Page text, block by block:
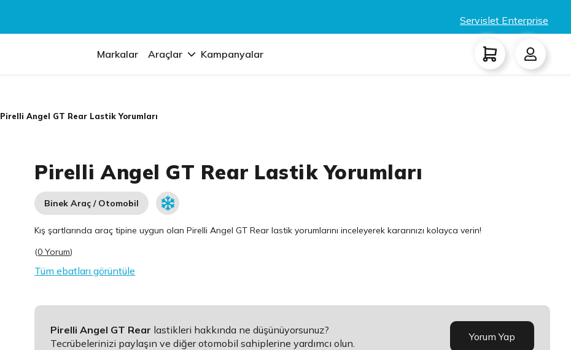
Servislet Enterprise
Markalar Araçlar Kampanyalar
Pirelli Angel GT Rear Lastik Yorumları
Pirelli Angel GT Rear Lastik Yorumları
Binek Araç / Otomobil
Kış şartlarında araç tipine uygun olanPirelli Angel GT Rear lastik yorumlarını inceleyerek kararınızı kolayca verin!
(0 Yorum)
Tüm ebatları görüntüle
Pirelli Angel GT Rear lastikleri hakkında ne düşünüyorsunuz?
Tecrübelerinizi paylaşın ve diğer otomobil sahiplerine yardımcı olun.
Yorum Yap